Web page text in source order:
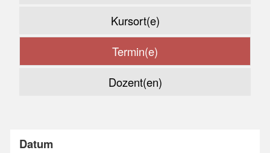
Kursort(e)
Termin(e)
Dozent(en)
Datum